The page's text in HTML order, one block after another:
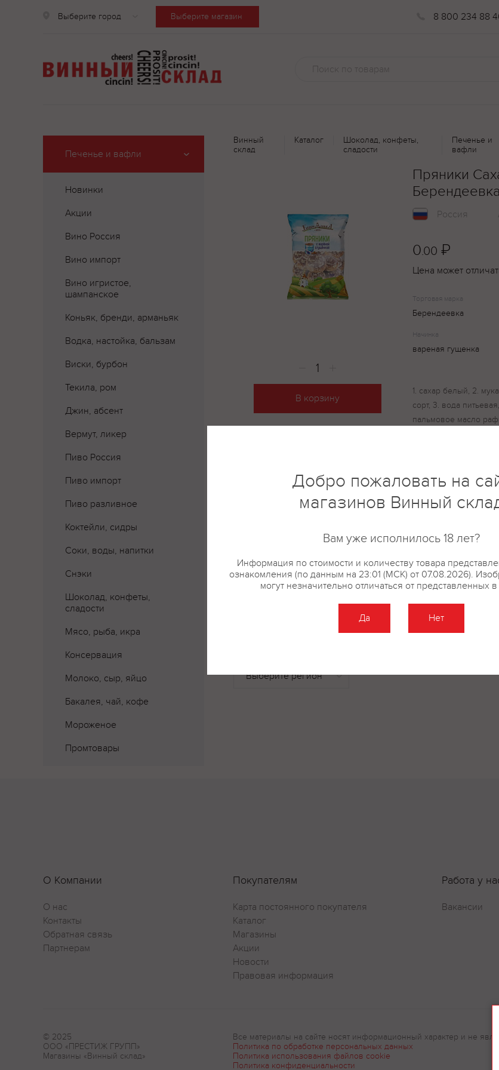
Выберите город Выберите магазин 8 800 234 88
Печенье и вафли
Новинки
Акции
Вино Россия
Вино импорт
Вино игристое,
шампанское
Коньяк, бренди, арманьяк
Водка, настойка, бальзам
Виски, бурбон
Текила, ром
Джин, абсент
Вермут, ликер
Пиво Россия
Пиво импорт
Пиво разливное
Коктейли, сидры
Соки, воды, напитки
Снэки
Шоколад, конфеты,
сладости
Мясо, рыба, икра
Консервация
Молоко, сыр, яйцо
Бакалея, чай, кофе
Мороженое
Промтовары
Винный
склад
Каталог
Шоколад, конфеты,
сладости
Печенье и
вафли
В корзину
Пряники
Россия
0.00 ₽
Цена может
Торговая марка
Берендеевка
Начинка
вареная гущенка
1. сахар белый, 2.
сорт, 3. вода
пальмовое масло
молоко сухое
стабилизаторы
пищевая,
хлебопекарная
пальмовое масло,
соль пищевая,
кислотности
разрыхлители –
(сода пищевая), 10.
кислотности –
Описание Отзывы
О Компании
О нас
Контакты
Обратная связь
Партнерам
Покупателям
Карта постоянного покупателя
Каталог
Магазины
Акции
Новости
Правовая информация
Работа у
Вакансии
© 2025
ООО «ПРЕСТИЖ ГРУПП»
Магазины «Винный склад»
Все материалы на сайте носят информационный характер и не
Политика по обработке персональных данных
Политика использования файлов cookie
Политика конфиденциальности
Добро пожаловать на
магазинов Винный
Вам уже исполнилось 18 лет?
Информация по стоимости и количеству товара
ознакомления (по данным на 23:01 (МСК) от 07.08.2026).
могут незначительно отличаться от представленных
Да Нет